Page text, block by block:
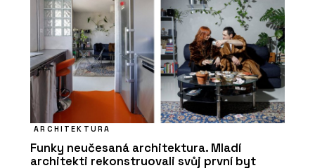
ARCHITEKTURA
Funky neučesaná architektura. Mladí
architekti rekonstruovali svůj první byt